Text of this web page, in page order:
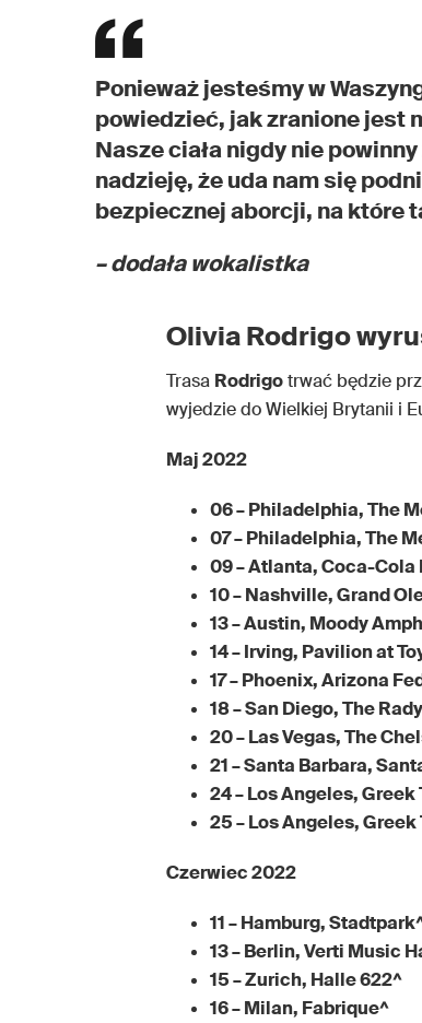
Ponieważ jesteśmy w
powiedzieć, jak zranione jest
Nasze ciała nigdy nie
nadzieję, że uda nam się
bezpiecznej aborcji, na które
– dodała wokalistka
Olivia Rodrigo
Trasa Rodrigotrwać będzie
wyjedzie do Wielkiej Brytanii i
Maj 2022
06 – Philadelphia, The
07 – Philadelphia, The
09 – Atlanta, Coca-Cola
10 – Nashville, Grand
13 – Austin, Moody
14 – Irving, Pavilion at
17 – Phoenix, Arizona
18 – San Diego, The
20 – Las Vegas, The
21 – Santa Barbara,
24 – Los Angeles,
25 – Los Angeles,
Czerwiec 2022
11 – Hamburg,
13 – Berlin, Verti Music
15 – Zurich, Halle 622^
16 – Milan, Fabrique^